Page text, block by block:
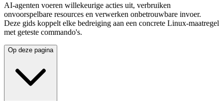
AI-agenten voeren willekeurige acties uit, verbruiken
onvoorspelbare resources en verwerken onbetrouwbare invoer.
Deze gids koppelt elke bedreiging aan een concrete Linux-maatregel
met geteste commando's.
Op deze pagina